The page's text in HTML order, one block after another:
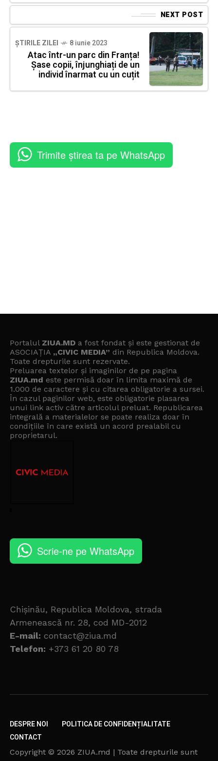
NEXT POST
ȘTIRILE ZILEI 8 iunie 2023
Atac într-un parc din Franța!
Șase copii, înjunghiați de un
individ înarmat cu un cuțit
Trimite știrea ta pe WhatsApp
Portalul ZIUA.MD a fost fondat și este gestionat de
ASOCIAȚIA „CIVIC MEDIA” din Republica Moldova.
Toate drepturile sunt rezervate.
Preluarea textelor și imaginilor de pe pagina
ZIUA.md este permisă doar în limita maximă de
1.000 de caractere și cu citarea obligatorie a sursei.
În cazul paginilor web, este obligatorie plasarea
unui link activ către articolul preluat. Republicarea
integrală a materialelor se poate realiza doar în
condițiile în care există un acord prealabil cu
proprietarul.
Scrie-ne pe WhatsApp
Chișinău, Republica Moldova, strada
Armenească nr. 28, cod MD-2012
E-mail: contact@ziua.md
Telefon: +373 61 20 80 78
DESPRE NOI
POLITICA DE CONFIDENȚIALITATE
CONTACT
Copyright © 2026 ZIUA.md | Toate drepturile sunt